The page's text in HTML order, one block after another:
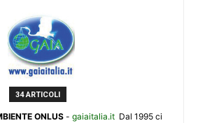
34 ARTICOLI
ONLUS - gaiaitalia.it Dal 1995 ci